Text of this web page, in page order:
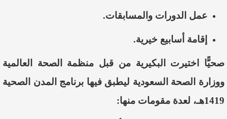
عمل الدورات والمسابقات.
إقامة أسابيع خيرية.
صحيًّا اختيرت البكيرية من قبل منظمة الصحة العالمية
ووزارة الصحة السعودية ليطبق فيها برنامج المدن الصحية
1419هـ، لعدة مقومات منها: